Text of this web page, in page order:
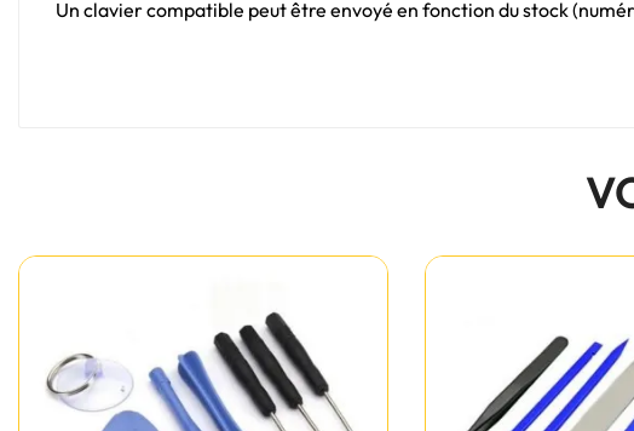
Un clavier compatible peut être envoyé en fonction du stock